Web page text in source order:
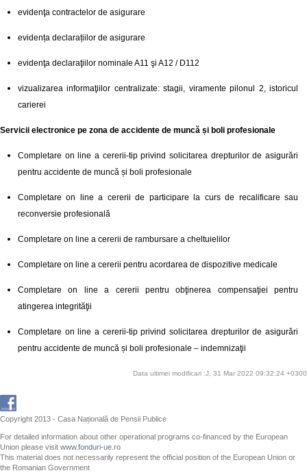
evidenţa contractelor de asigurare
evidența declarațiilor de asigurare
evidenţa declaraţiilor nominale A11 şi A12 / D112
vizualizarea informaţiilor centralizate: stagii, viramente pilonul 2, istoricul
carierei
Servicii electronice pe zona de accidente de muncă și boli profesionale
Completare on line a cererii-tip privind solicitarea drepturilor de asigurări
pentru accidente de muncă și boli profesionale
Completare on line a cererii de participare la curs de recalificare sau
reconversie profesională
Completare on line a cererii de rambursare a cheltuielilor
Completare on line a cererii pentru acordarea de dispozitive medicale
Completare on line a cererii pentru obţinerea compensaţiei pentru
atingerea integrităţii
Completare on line a cererii-tip privind solicitarea drepturilor de asigurări
pentru accidente de muncă și boli profesionale – indemnizaţii
Data ultimei modificari :J, 31 Mar 2022 09:32:24 +0300
Copyright 2013 - Casa Națională de Pensii Publice
For detailed information about other operational programs co-financed by the European
Union please visit www.fonduri-ue.ro
This material does not necessarily represent the official position of the European Union or
the Romanian Government